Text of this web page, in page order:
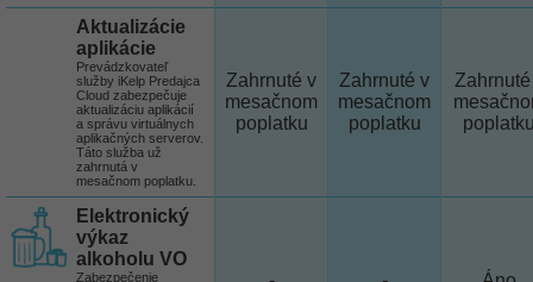
Aktualizácie
aplikácie
Prevádzkovateľ
služby iKelp Predajca
Cloud zabezpečuje
aktualizáciu aplikácií
a správu virtuálnych
aplikačných serverov.
Táto služba už
zahrnutá v
mesačnom poplatku.
Zahrnuté v
mesačnom
poplatku
Zahrnuté v
mesačnom
poplatku
Elektronický
výkaz
alkoholu VO
Zabezpečenie